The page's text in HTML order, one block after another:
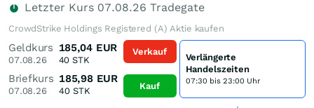
Letzter Kurs 07.08.26 Tradegate
CrowdStrike Holdings Registered (A) Aktie kaufen
Geldkurs
07.08.26
185,04 EUR
40 STK
Briefkurs
07.08.26
185,98 EUR
40 STK
Verkauf
Kauf
Verlängerte
Handelszeiten
07:30 bis 23:00 Uhr